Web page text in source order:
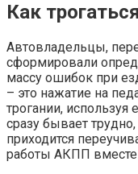
Как
Автовладельцы,
сформировали
массу ошибок при
– это нажатие на
трогании, используя
сразу бывает
приходится
работы АКПП вместе